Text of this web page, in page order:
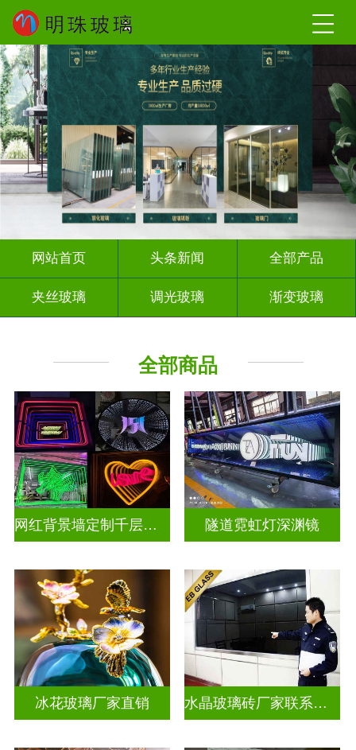
网站首页 头条新闻 全部产品
夹丝玻璃 调光玻璃 渐变玻璃
其它玻璃
全部商品
网红背景墙定制千层镜深渊镜 隧道霓虹灯深渊镜
冰花玻璃厂家直销 水晶玻璃砖厂家联系方式